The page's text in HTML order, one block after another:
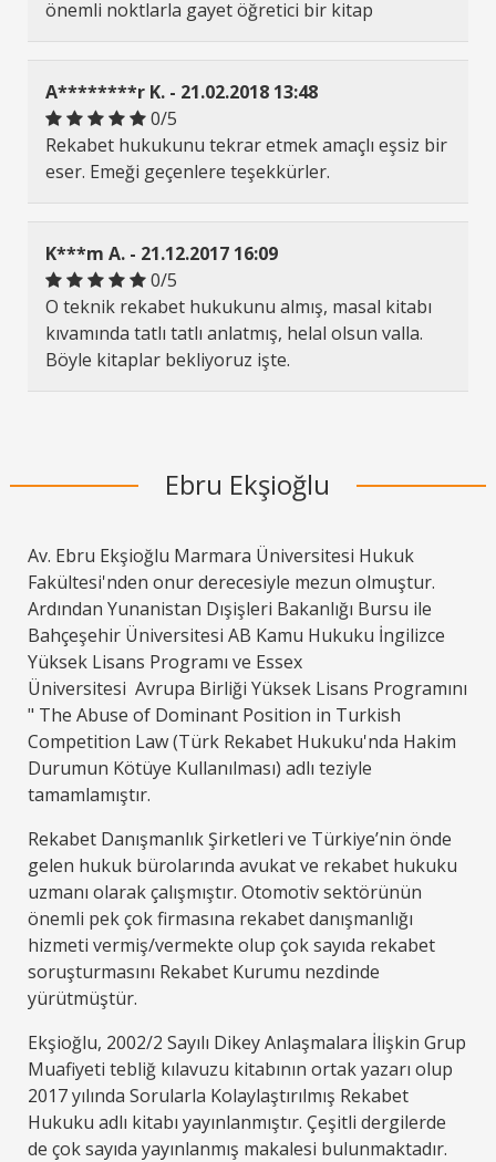
önemli noktlarla gayet öğretici bir kitap
A********r K. - 21.02.2018 13:48
0/5
Rekabet hukukunu tekrar etmek amaçlı eşsiz bir
eser. Emeği geçenlere teşekkürler.
K***m A. - 21.12.2017 16:09
0/5
O teknik rekabet hukukunu almış, masal kitabı
kıvamında tatlı tatlı anlatmış, helal olsun valla.
Böyle kitaplar bekliyoruz işte.
Ebru Ekşioğlu
Av. Ebru Ekşioğlu Marmara Üniversitesi Hukuk
Fakültesi'nden onur derecesiyle mezun olmuştur.
Ardından Yunanistan Dışişleri Bakanlığı Bursu ile
Bahçeşehir Üniversitesi AB Kamu Hukuku İngilizce
Yüksek Lisans Programı ve Essex
Üniversitesi Avrupa Birliği Yüksek Lisans Programını
" The Abuse of Dominant Position in Turkish
Competition Law (Türk Rekabet Hukuku'nda Hakim
Durumun Kötüye Kullanılması) adlı teziyle
tamamlamıştır.
Rekabet Danışmanlık Şirketleri ve Türkiye’nin önde
gelen hukuk bürolarında avukat ve rekabet hukuku
uzmanı olarak çalışmıştır. Otomotiv sektörünün
önemli pek çok firmasına rekabet danışmanlığı
hizmeti vermiş/vermekte olup çok sayıda rekabet
soruşturmasını Rekabet Kurumu nezdinde
yürütmüştür.
Ekşioğlu, 2002/2 Sayılı Dikey Anlaşmalara İlişkin Grup
Muafiyeti tebliğ kılavuzu kitabının ortak yazarı olup
2017 yılında Sorularla Kolaylaştırılmış Rekabet
Hukuku adlı kitabı yayınlanmıştır. Çeşitli dergilerde
de çok sayıda yayınlanmış makalesi bulunmaktadır.